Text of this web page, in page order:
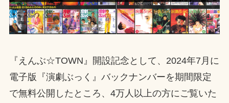
『えんぶ☆TOWN』開設記念として、2024年7月に
電子版『演劇ぶっく』バックナンバーを期間限定
で無料公開したところ、4万人以上の方にご覧いた